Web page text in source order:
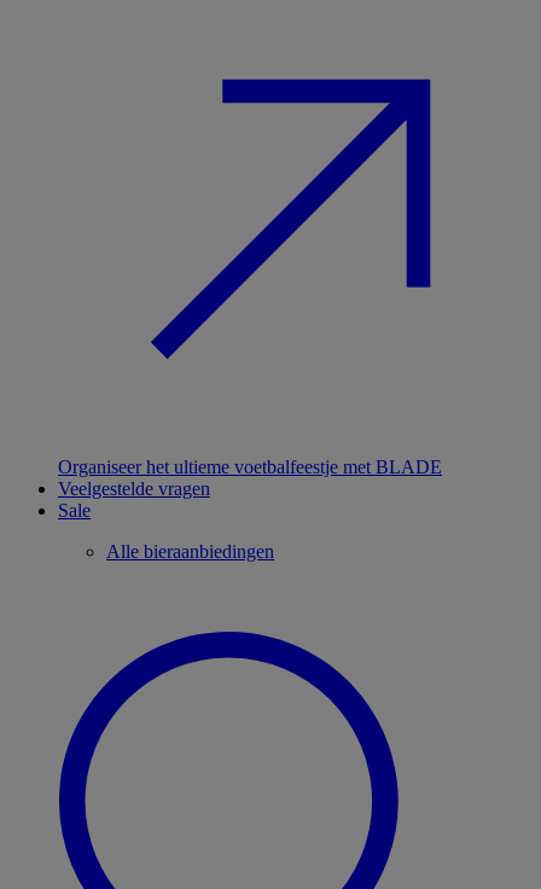
Organiseer het ultieme voetbalfeestje met BLADE
Veelgestelde vragen
Sale
Alle bieraanbiedingen